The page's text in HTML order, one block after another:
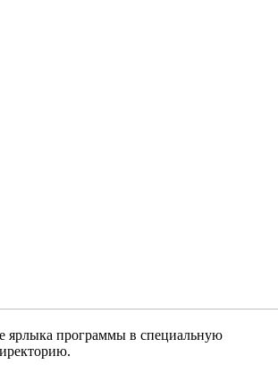
ярлыка программы в специальную